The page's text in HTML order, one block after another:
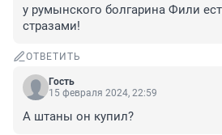
у румынского болгарина Фили
стразами!
ОТВЕТИТЬ
Гость
15 февраля 2024, 22:59
А штаны он купил?